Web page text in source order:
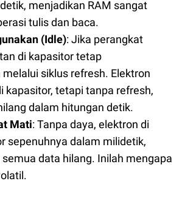
menjadikan RAM sangat
tulis dan baca.
(Idle): Jika perangkat
di kapasitor tetap
siklus refresh. Elektron
kapasitor, tetapi tanpa refresh,
dalam hitungan detik.
Mati: Tanpa daya, elektron di
sepenuhnya dalam milidetik,
data hilang. Inilah mengapa